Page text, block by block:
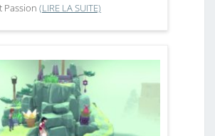
Passion (LIRE LA SUITE)